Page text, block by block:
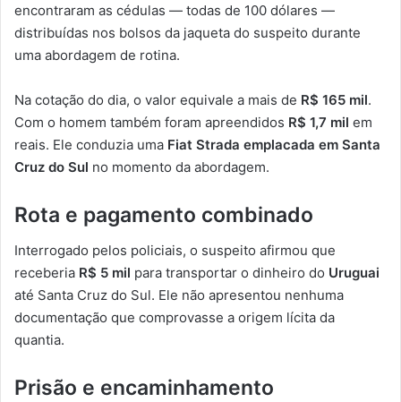
encontraram as cédulas — todas de 100 dólares —
distribuídas nos bolsos da jaqueta do suspeito durante
uma abordagem de rotina.
Na cotação do dia, o valor equivale a mais de R$ 165 mil.
Com o homem também foram apreendidos R$ 1,7 mil em
reais. Ele conduzia uma Fiat Strada emplacada em Santa
Cruz do Sul no momento da abordagem.
Rota e pagamento combinado
Interrogado pelos policiais, o suspeito afirmou que
receberia R$ 5 mil para transportar o dinheiro do Uruguai
até Santa Cruz do Sul. Ele não apresentou nenhuma
documentação que comprovasse a origem lícita da
quantia.
Prisão e encaminhamento